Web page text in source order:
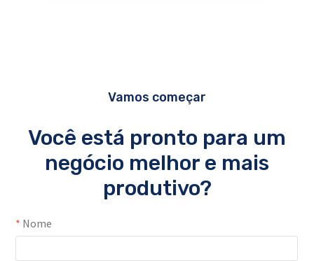
Vamos começar
Você está pronto para um
negócio melhor e mais
produtivo?